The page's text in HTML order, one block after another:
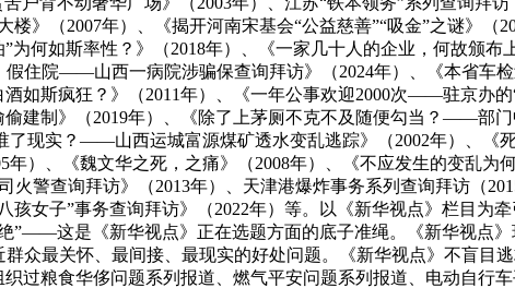
》（2007年）、《揭开河南宋基会“公益慈善”“吸金”之谜》（
”为何如斯率性？》（2018年）、《一家几十人的企业，何故
假住院——山西一病院涉骗保查询拜访》（2024年）、《本省
如斯疯狂？》（2011年）、《一年公事欢迎2000次——驻京办
建制》（2019年）、《除了上茅厕不克不及随便勾当？——部
现实？——山西运城富源煤矿透水变乱逃踪》（2002年）、《
年）、《魏文华之死，之痛》（2008年）、《不应发生的变乱
警查询拜访》（2013年）、天津港爆炸事务系列查询拜访（
孩女子”事务查询拜访》（2022年）等。以《新华视点》栏目
”——这是《新华视点》正在选题方面的底子准绳。《新华视点
众最关怀、最间接、最现实的好处问题。《新华视点》不盲目
过粮食华侈问题系列报道、燃气平安问题系列报道、电动自行